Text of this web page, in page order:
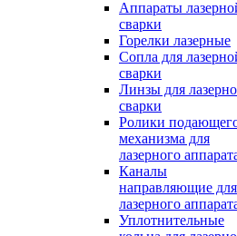
Аппараты
сварки
Горелки лазерные
Сопла для
сварки
Линзы для
сварки
Ролики
механизма для
лазерного
Каналы
направляющие для
лазерного
Уплотнительные